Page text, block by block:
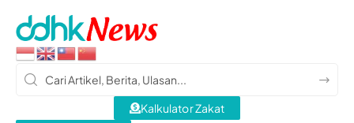
Kalkulator Zakat